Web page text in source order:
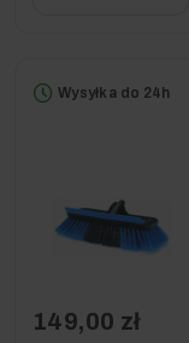
Wysyłka do 24h
149,00 zł